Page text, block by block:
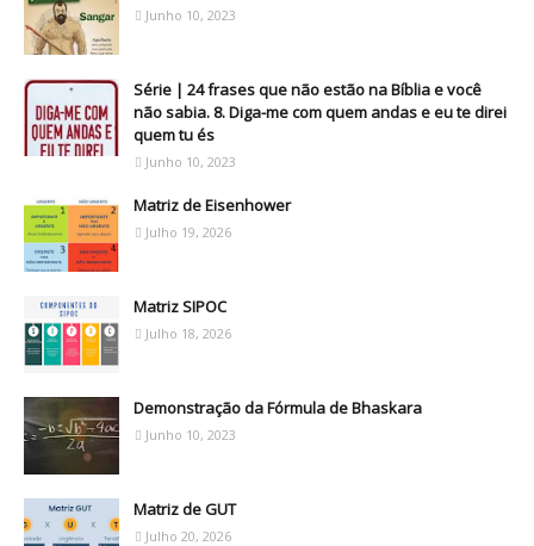
Junho 10, 2023
Série | 24 frases que não estão na Bíblia e você
não sabia. 8. Diga-me com quem andas e eu te direi
quem tu és
Junho 10, 2023
Matriz de Eisenhower
Julho 19, 2026
Matriz SIPOC
Julho 18, 2026
Demonstração da Fórmula de Bhaskara
Junho 10, 2023
Matriz de GUT
Julho 20, 2026